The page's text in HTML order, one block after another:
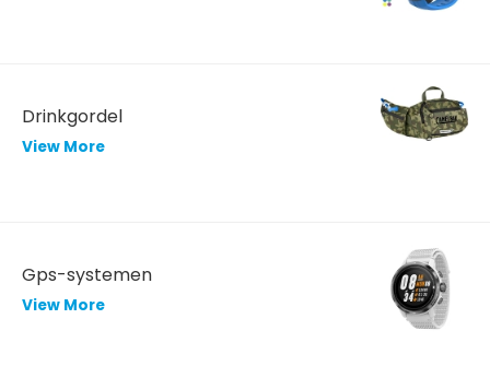
Drinkgordel
View More
Gps-systemen
View More